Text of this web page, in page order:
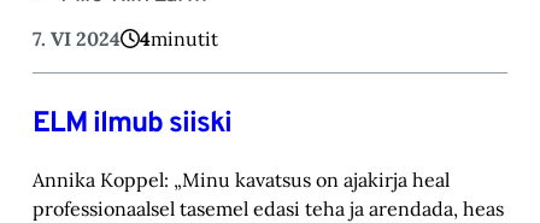
7. VI 2024 4minutit
ELM ilmub siiski
Annika Koppel: „Minu kavatsus on ajakirja heal
professionaalsel tasemel edasi teha ja arendada, heas